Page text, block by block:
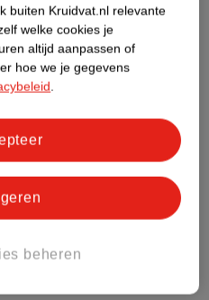
heeft (nog) geen Nature
buiten Kruidvat.nl relevante
welke cookies je
altijd aanpassen of
hoe we je gegevens
.
beheren